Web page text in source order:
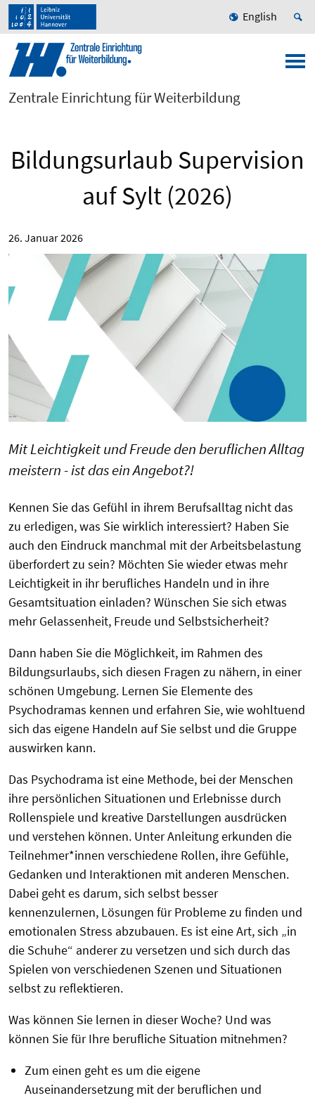
English
Zentrale Einrichtung für Weiterbildung
Bildungsurlaub Supervision
auf Sylt (2026)
26. Januar 2026
Mit Leichtigkeit und Freude den beruflichen Alltag
meistern - ist das ein Angebot?!
Kennen Sie das Gefühl in ihrem Berufsalltag nicht das
zu erledigen, was Sie wirklich interessiert? Haben Sie
auch den Eindruck manchmal mit der Arbeitsbelastung
überfordert zu sein? Möchten Sie wieder etwas mehr
Leichtigkeit in ihr berufliches Handeln und in ihre
Gesamtsituation einladen? Wünschen Sie sich etwas
mehr Gelassenheit, Freude und Selbstsicherheit?
Dann haben Sie die Möglichkeit, im Rahmen des
Bildungsurlaubs, sich diesen Fragen zu nähern, in einer
schönen Umgebung. Lernen Sie Elemente des
Psychodramas kennen und erfahren Sie, wie wohltuend
sich das eigene Handeln auf Sie selbst und die Gruppe
auswirken kann.
Das Psychodrama ist eine Methode, bei der Menschen
ihre persönlichen Situationen und Erlebnisse durch
Rollenspiele und kreative Darstellungen ausdrücken
und verstehen können. Unter Anleitung erkunden die
Teilnehmer*innen verschiedene Rollen, ihre Gefühle,
Gedanken und Interaktionen mit anderen Menschen.
Dabei geht es darum, sich selbst besser
kennenzulernen, Lösungen für Probleme zu finden und
emotionalen Stress abzubauen. Es ist eine Art, sich „in
die Schuhe“ anderer zu versetzen und sich durch das
Spielen von verschiedenen Szenen und Situationen
selbst zu reflektieren.
Was können Sie lernen in dieser Woche? Und was
können Sie für Ihre berufliche Situation mitnehmen?
Zum einen geht es um die eigene
Auseinandersetzung mit der beruflichen und